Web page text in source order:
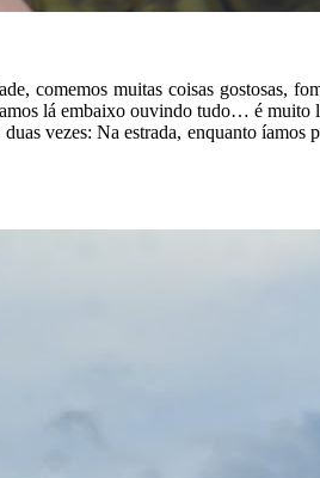
comemos muitas coisas gostosas,
lá embaixo ouvindo tudo… é muito
vezes: Na estrada, enquanto